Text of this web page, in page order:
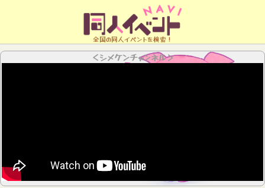
全国の同人イベントを検索！
＜シメケンチャンネル＞